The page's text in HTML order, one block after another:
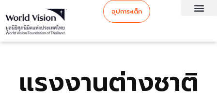
อุปการะเด็ก
แรงงานต่างชาติ